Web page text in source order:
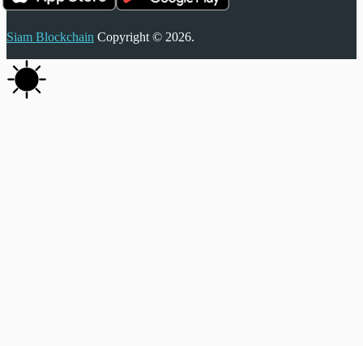
Siam Blockchain Copyright © 2026.